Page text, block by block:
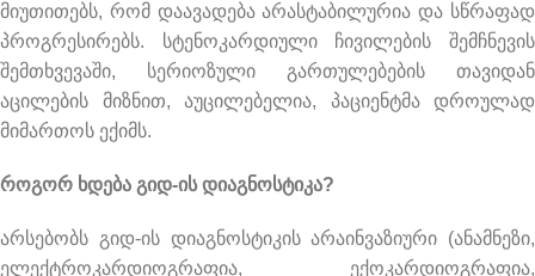
მიუთითებს, რომ დაავადება არასტაბილურია და სწრაფად
პროგრესირებს. სტენოკარდიული ჩივილების შემჩნევის
შემთხვევაში, სერიოზული გართულებების თავიდან
აცილების მიზნით, აუცილებელია, პაციენტმა დროულად
მიმართოს ექიმს.
როგორ ხდება გიდ-ის დიაგნოსტიკა?
არსებობს გიდ-ის დიაგნოსტიკის არაინვაზიური (ანამნეზი,
ელექტროკარდიოგრაფია, ექოკარდიოგრაფია,